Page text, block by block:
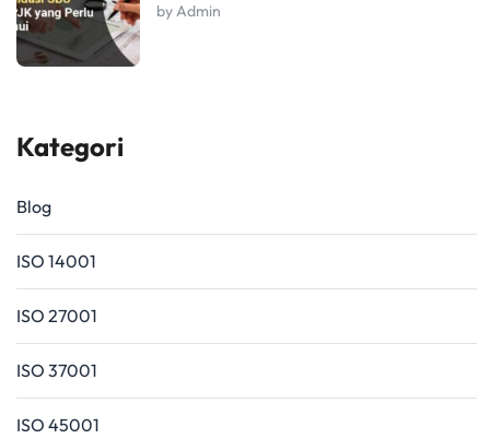
by Admin
Kategori
Blog
ISO 14001
ISO 27001
ISO 37001
ISO 45001